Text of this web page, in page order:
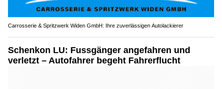
Carrosserie & Spritzwerk Widen GmbH: Ihre zuverlässigen Autolackierer
Schenkon LU: Fussgänger angefahren und
verletzt – Autofahrer begeht Fahrerflucht